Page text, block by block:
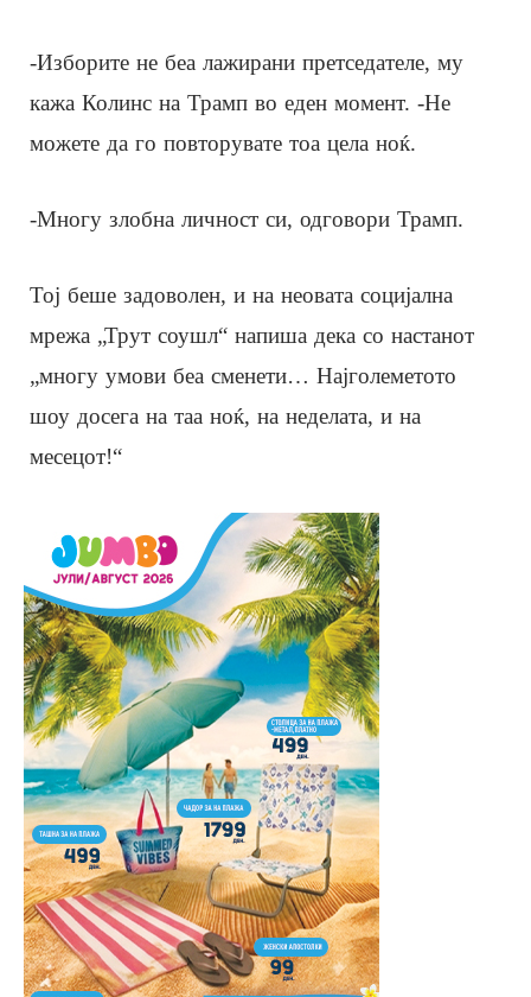
-Изборите не беа лажирани претседателе, му
кажа Колинс на Трамп во еден момент. -Не
можете да го повторувате тоа цела ноќ.
-Многу злобна личност си, одговори Трамп.
Тој беше задоволeн, и на неовата социјална
мрежа „Трут соушл“ напиша дека со настанот
„многу умови беа сменети… Најголеметото
шоу досега на таа ноќ, на неделата, и на
месецот!“